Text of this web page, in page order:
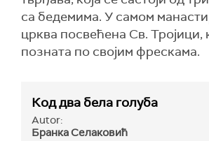
са бедемима. У самом
црква посвећена Св. Тројици,
позната по својим фрескама.
Код два бела голуба
Autor:
Бранка Селаковић